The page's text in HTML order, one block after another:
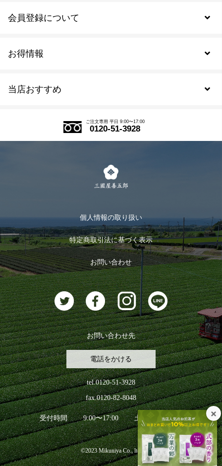
当店おすすめ
式部の香りシリーズ
お茶のギフト
おすすめのお茶
お茶に合うスイーツ
お得情報
会員登録について
会員規約について
ログイン
ログアウト
ご注文専用 平日 9:00〜17:00
0120-51-3928
個人情報の取り扱い
特定商取引法に基づく表示
お問い合わせ
お問い合わせ先
電話をかける
tel.0120-51-3928
fax.0120-82-8048
受付時間 9:00〜17:00 土日祝日を除く
©2023 Mikuniya Co., ltd.